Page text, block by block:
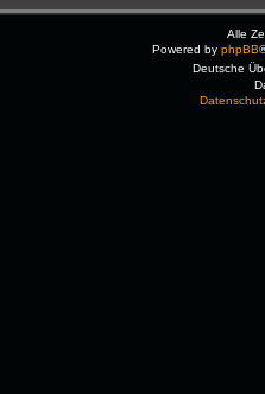
Alle
Powered by phpBB
Deutsche